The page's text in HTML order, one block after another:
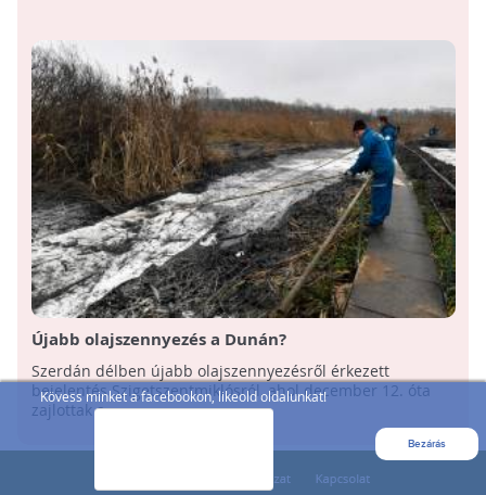
Kövess minket a facebookon, likeold oldalunkat!
Bezárás
Újabb olajszennyezés a Dunán?
Szerdán délben újabb olajszennyezésről érkezett
bejelentés Szigetszentmiklósról, ahol december 12. óta
zajlottak a ...